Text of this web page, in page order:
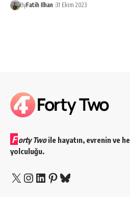
ByFatih Ilhan 31 Ekim 2023
F orty Twoile hayatın, evrenin ve
yolculuğu.
X Instagram
LinkedIn
Pinterest
Bluesky